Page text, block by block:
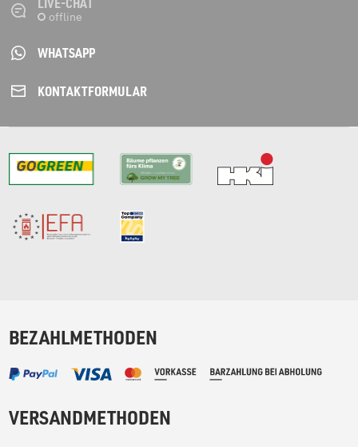
WHATSAPP
KONTAKT­FORMULAR
BEZAHLMETHODEN
VERSANDMETHODEN